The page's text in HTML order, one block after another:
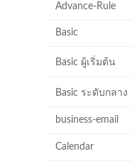
Advance-Rule
Basic
Basic ผู้เริ่มต้น
Basic ระดับกลาง
business-email
Calendar